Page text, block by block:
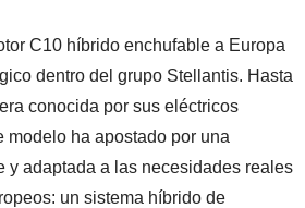
C10 híbrido enchufable a Europa
dentro del grupo Stellantis. Hasta
conocida por sus eléctricos
modelo ha apostado por una
y adaptada a las necesidades reales
un sistema híbrido de